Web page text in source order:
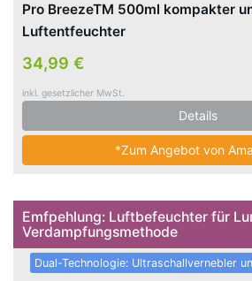
Pro BreezeTM 500ml kompakter
Luftentfeuchter
34,99 €
inkl. gesetzlicher MwSt.
Details
*Zum Angebot von
Emfpehlung: Luftbefeuchter für
Verdampfungsmethode
Dual-Technologie: Ultraschallvernebler